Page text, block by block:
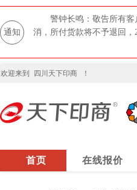
通知
警钟长鸣：敬告所有
消，所付货款将不予退回
欢迎来到 四川天下印商 ！
首页 在线报价